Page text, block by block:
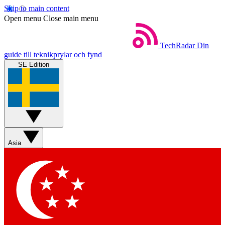
Skip to main content
Open menu Close main menu
TechRadar Din
guide till teknikprylar och fynd
SE Edition
Asia